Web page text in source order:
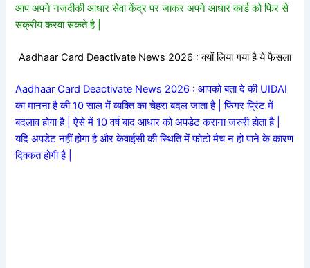
आप अपने नजदीकी आधार सेवा केंद्र पर जाकर अपने आधार कार्ड को फिर से
सक्रीय करवा सकते है |
Aadhaar Card Deactivate News 2026 : क्यों लिया गया है ये फैसला
Aadhaar Card Deactivate News 2026 : आपको बता दे की UIDAI
का मानना है की 10 साल में व्यक्ति का चेहरा बदल जाता है | फिंगर प्रिंट में
बदलाव होगा है | ऐसे में 10 वर्ष बाद आधार को अपडेट कराना जरुरी होता है |
यदि अपडेट नहीं होगा है और केवाईसी की स्थिति में फोटो मैच न हो पाने के कारण
दिक्कत होगी है |